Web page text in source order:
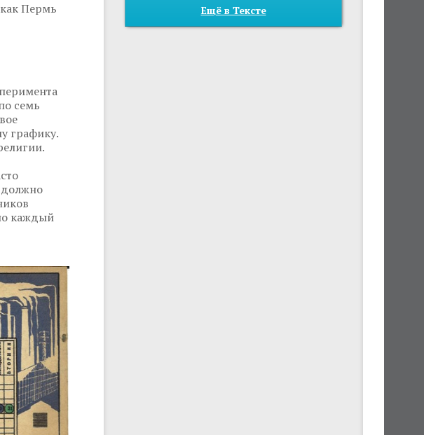
Пермь
семь
графику.
должно
каждый
Ещё в Тексте